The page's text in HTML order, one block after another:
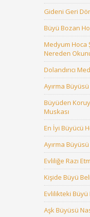
Gideni Geri
Büyü Bozan
Medyum Hoca
Nereden
Dolandırıcı
Ayırma Büyüsü
Büyüden
Muskası
En İyi Büyücü
Ayırma
Evliliğe Razı
Kişide Büyü
Evlilikteki Büyü
Aşk Büyüsü